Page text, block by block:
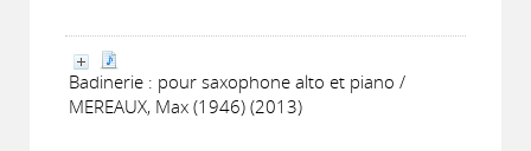
Badinerie : pour saxophone alto et piano /
MEREAUX, Max (1946) (2013)